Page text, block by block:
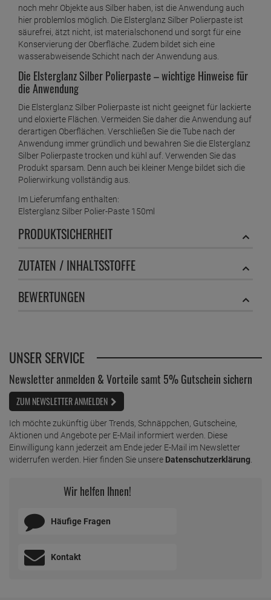
noch mehr Objekte aus Silber haben, ist die Anwendung auch
hier problemlos möglich. Die Elsterglanz Silber Polierpaste ist
säurefrei, ätzt nicht, ist materialschonend und sorgt für eine
Konservierung der Oberfläche. Zudem bildet sich eine
wasserabweisende Schicht nach der Anwendung aus.
Die Elsterglanz Silber Polierpaste – wichtige Hinweise für
die Anwendung
Die Elsterglanz Silber Polierpaste ist nicht geeignet für lackierte
und eloxierte Flächen. Vermeiden Sie daher die Anwendung auf
derartigen Oberflächen. Verschließen Sie die Tube nach der
Anwendung immer gründlich und bewahren Sie die Elsterglanz
Silber Polierpaste trocken und kühl auf. Verwenden Sie das
Produkt sparsam. Denn auch bei kleiner Menge bildet sich die
Polierwirkung vollständig aus.
Im Lieferumfang enthalten:
Elsterglanz Silber Polier-Paste 150ml
PRODUKTSICHERHEIT
ZUTATEN / INHALTSSTOFFE
BEWERTUNGEN
UNSER SERVICE
Newsletter anmelden & Vorteile samt 5% Gutschein sichern
ZUM NEWSLETTER ANMELDEN
Ich möchte zukünftig über Trends, Schnäppchen, Gutscheine,
Aktionen und Angebote per E-Mail informiert werden. Diese
Einwilligung kann jederzeit am Ende jeder E-Mail im Newsletter
widerrufen werden. Hier finden Sie unsere Datenschutzerklärung.
Wir helfen Ihnen!
Häufige Fragen
Kontakt